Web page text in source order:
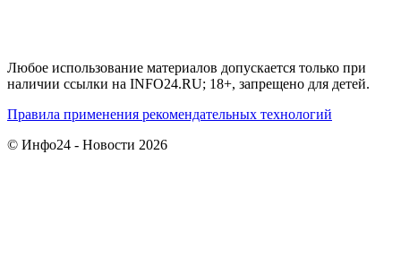
Любое использование материалов допускается только при
наличии ссылки на INFO24.RU; 18+, запрещено для детей.
Правила применения рекомендательных технологий
© Инфо24 - Новости 2026